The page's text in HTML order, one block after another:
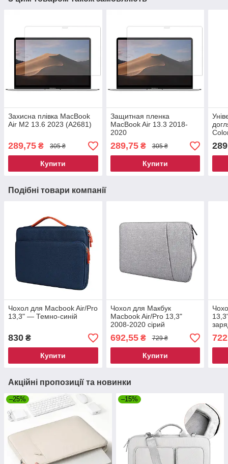
Захисна плівка MacBook
Air M2 13.6 2023 (A2681)
289,75 ₴ 305 ₴
Купити
Защитная пленка
MacBook Air 13.3 2018-
2020
(A1932/A2179/A2337)
289,75₴ 305 ₴
Купити
289
Подібні товари компанії
Чохол для Macbook Air/Pro
13,3" — Темно-синій
830 ₴
Купити
Чохол для Макбук
Macbook Air/Pro 13,3"
2008-2020 сірий
692,55₴ 729 ₴
Купити
722
Акційні пропозиції та новинки
–25% –15%